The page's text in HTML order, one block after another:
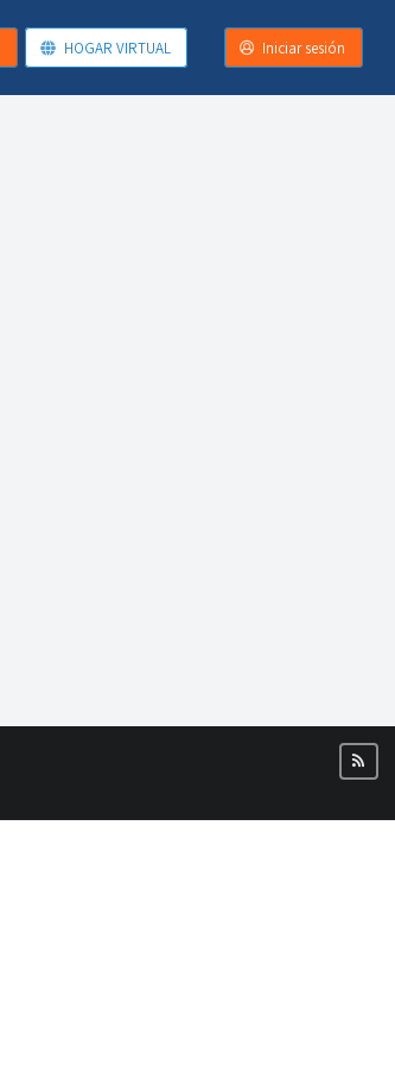
HOGAR VIRTUAL Iniciar sesión